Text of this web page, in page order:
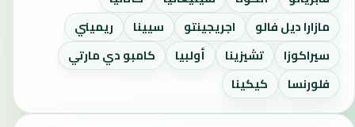
مازارا ديل فالو
اجريجينتو سيينا
ريميني
سيراكوزا
تشيزينا أولبيا
كامبو دي مارتي
فلورنسا
كيكينا